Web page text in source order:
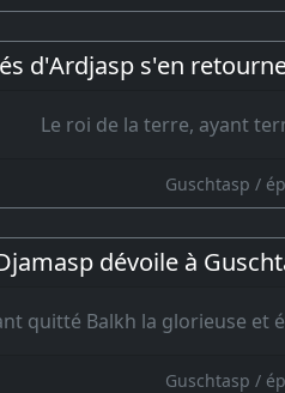
d'Ardjasp s'en
Le roi de la terre, ayant
Guschtasp /
dévoile à
quitté Balkh la glorieuse et
Guschtasp /